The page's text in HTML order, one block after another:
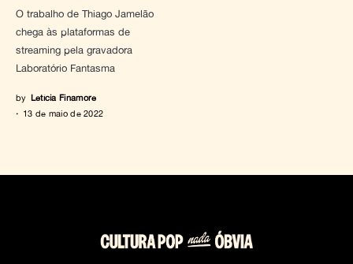
O trabalho de Thiago Jamelão
chega às plataformas de
streaming pela gravadora
Laboratório Fantasma
by Letícia Finamore
13 de maio de 2022